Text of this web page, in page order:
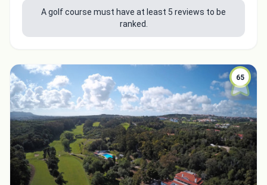
A golf course must have at least 5 reviews to be
ranked.
65